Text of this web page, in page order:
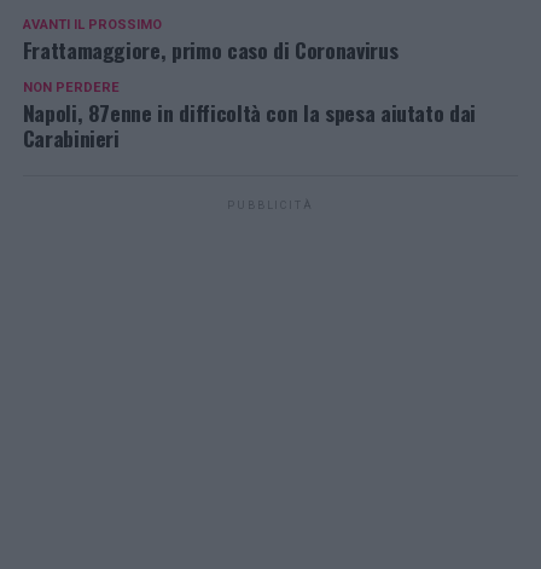
AVANTI IL ​​PROSSIMO
Frattamaggiore, primo caso di Coronavirus
NON PERDERE
Napoli, 87enne in difficoltà con la spesa aiutato dai
Carabinieri
PUBBLICITÀ